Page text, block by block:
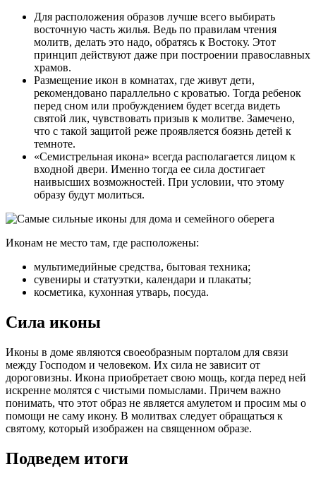
Для расположения образов лучше всего выбирать
восточную часть жилья. Ведь по правилам чтения
молитв, делать это надо, обратясь к Востоку. Этот
принцип действуют даже при построении православных
храмов.
Размещение икон в комнатах, где живут дети,
рекомендовано параллельно с кроватью. Тогда ребенок
перед сном или пробуждением будет всегда видеть
святой лик, чувствовать призыв к молитве. Замечено,
что с такой защитой реже проявляется боязнь детей к
темноте.
«Семистрельная икона» всегда располагается лицом к
входной двери. Именно тогда ее сила достигает
наивысших возможностей. При условии, что этому
образу будут молиться.
Иконам не место там, где расположены:
мультимедийные средства, бытовая техника;
сувениры и статуэтки, календари и плакаты;
косметика, кухонная утварь, посуда.
Сила иконы
Иконы в доме являются своеобразным порталом для связи
между Господом и человеком. Их сила не зависит от
дороговизны. Икона приобретает свою мощь, когда перед ней
искренне молятся с чистыми помыслами. Причем важно
понимать, что этот образ не является амулетом и просим мы о
помощи не саму икону. В молитвах следует обращаться к
святому, который изображен на священном образе.
Подведем итоги